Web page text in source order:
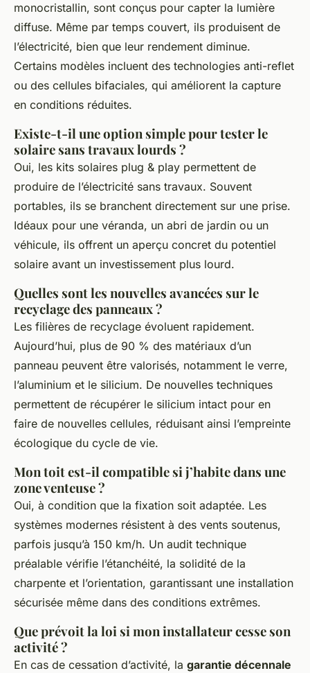
monocristallin, sont conçus pour capter la lumière
diffuse. Même par temps couvert, ils produisent de
l’électricité, bien que leur rendement diminue.
Certains modèles incluent des technologies anti-reflet
ou des cellules bifaciales, qui améliorent la capture
en conditions réduites.
Existe-t-il une option simple pour tester le
solaire sans travaux lourds ?
Oui, les kits solaires plug & play permettent de
produire de l’électricité sans travaux. Souvent
portables, ils se branchent directement sur une prise.
Idéaux pour une véranda, un abri de jardin ou un
véhicule, ils offrent un aperçu concret du potentiel
solaire avant un investissement plus lourd.
Quelles sont les nouvelles avancées sur le
recyclage des panneaux ?
Les filières de recyclage évoluent rapidement.
Aujourd’hui, plus de 90 % des matériaux d’un
panneau peuvent être valorisés, notamment le verre,
l’aluminium et le silicium. De nouvelles techniques
permettent de récupérer le silicium intact pour en
faire de nouvelles cellules, réduisant ainsi l’empreinte
écologique du cycle de vie.
Mon toit est-il compatible si j’habite dans une
zone venteuse ?
Oui, à condition que la fixation soit adaptée. Les
systèmes modernes résistent à des vents soutenus,
parfois jusqu’à 150 km/h. Un audit technique
préalable vérifie l’étanchéité, la solidité de la
charpente et l’orientation, garantissant une installation
sécurisée même dans des conditions extrêmes.
Que prévoit la loi si mon installateur cesse son
activité ?
En cas de cessation d’activité, la garantie décennale